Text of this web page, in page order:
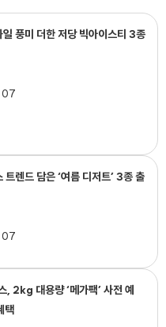
일 풍미 더한 저당 빅아이스티 3종
07
트렌드 담은 ‘여름 디저트’ 3종 출
07
, 2kg 대용량 ‘메가팩’ 사전 예
택